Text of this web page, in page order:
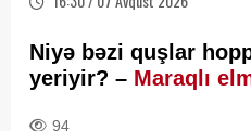
Niyə bəzi quşlar
yeriyir? – Maraqlı
94